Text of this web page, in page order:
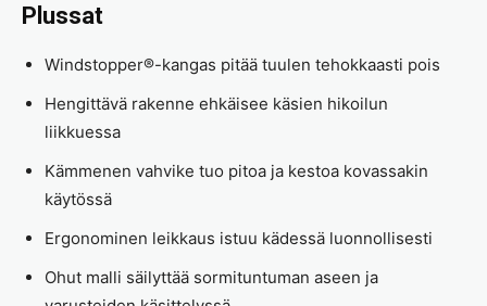
Plussat
Windstopper®-kangas pitää tuulen tehokkaasti pois
Hengittävä rakenne ehkäisee käsien hikoilun
liikkuessa
Kämmenen vahvike tuo pitoa ja kestoa kovassakin
käytössä
Ergonominen leikkaus istuu kädessä luonnollisesti
Ohut malli säilyttää sormituntuman aseen ja